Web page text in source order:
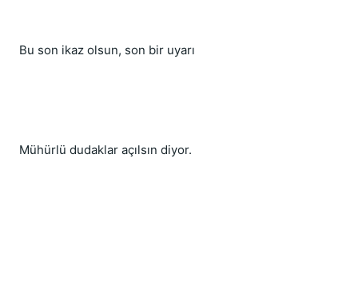
Bu son ikaz olsun, son bir uyarı
Mühürlü dudaklar açılsın diyor.